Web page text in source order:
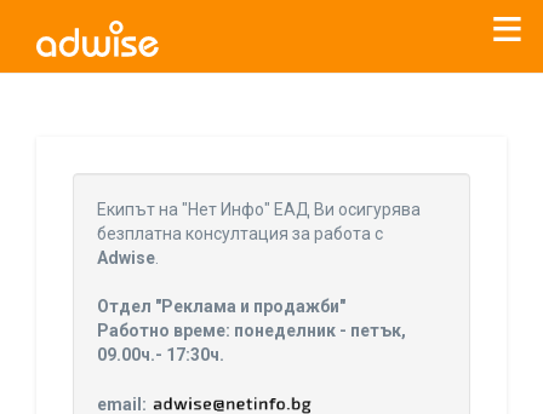
Уважаеми рекламодатели, с настоящото съобщение
бихме искали да Ви уведомим, че „Нет Инфо“ ЕАД (
прекратява услугата Adwiseсчитано от
г
Eкипът на "Нет Инфо" ЕАД Ви осигурява
безплатна консултация за работа с
Adwise.
Отдел "Реклама и продажби"
Работно време: понеделник - петък,
09.00ч.- 17:30ч.
email: